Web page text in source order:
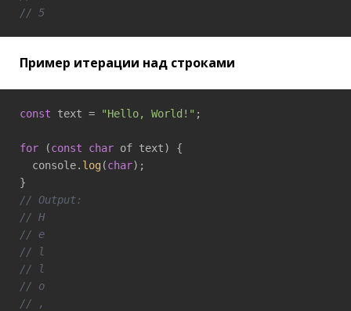
// 5
Пример итерации над строками
const text = "Hello, World!" ;
for (const char of text) {
  console.
log (char);
// Output:
// H
// e
// l
// l
// o
// ,